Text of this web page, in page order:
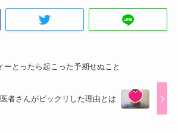
ーとったら起こった予期せぬこと
者さんがビックリした理由とは